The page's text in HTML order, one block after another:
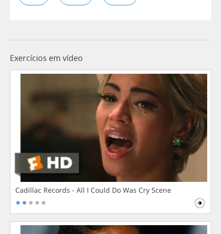
Exercícios em vídeo
Cadillac Records - All I Could Do Was Cry Scene